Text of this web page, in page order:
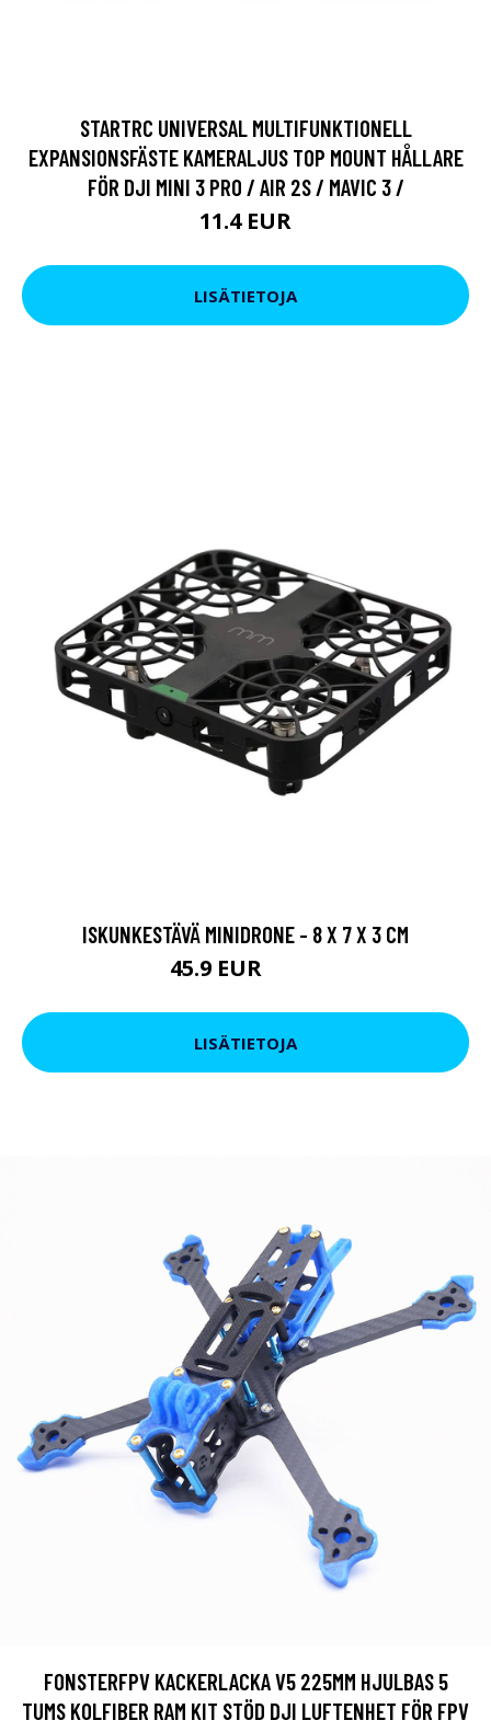
STARTRC UNIVERSAL MULTIFUNKTIONELL
EXPANSIONSFÄSTE KAMERALJUS TOP MOUNT HÅLLARE
FÖR DJI MINI 3 PRO / AIR 2S / MAVIC 3 /
11.4 EUR
LISÄTIETOJA
ISKUNKESTÄVÄ MINIDRONE - 8 X 7 X 3 CM
45.9 EUR
LISÄTIETOJA
FONSTERFPV KACKERLACKA V5 225MM HJULBAS 5
TUMS KOLFIBER RAM KIT STÖD DJI LUFTENHET FÖR FPV